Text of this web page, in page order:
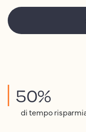
50%
di tempo